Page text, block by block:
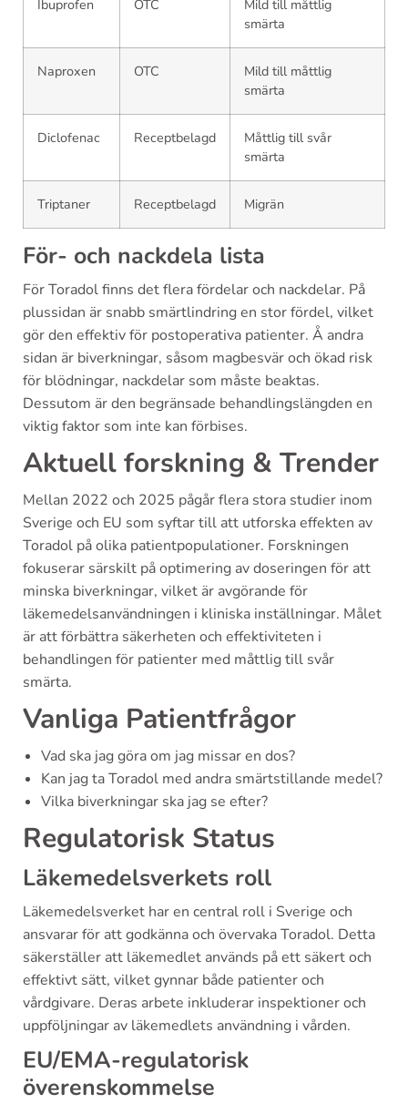
Ibuprofen OTC
Mild till måttlig
smärta
Naproxen OTC
Mild till måttlig
smärta
Diclofenac Receptbelagd
Måttlig till svår
smärta
Triptaner Receptbelagd Migrän
För- och nackdela lista
För Toradol finns det flera fördelar och nackdelar. På
plussidan är snabb smärtlindring en stor fördel, vilket
gör den effektiv för postoperativa patienter. Å andra
sidan är biverkningar, såsom magbesvär och ökad risk
för blödningar, nackdelar som måste beaktas.
Dessutom är den begränsade behandlingslängden en
viktig faktor som inte kan förbises.
Aktuell forskning & Trender
Mellan 2022 och 2025 pågår flera stora studier inom
Sverige och EU som syftar till att utforska effekten av
Toradol på olika patientpopulationer. Forskningen
fokuserar särskilt på optimering av doseringen för att
minska biverkningar, vilket är avgörande för
läkemedelsanvändningen i kliniska inställningar. Målet
är att förbättra säkerheten och effektiviteten i
behandlingen för patienter med måttlig till svår
smärta.
Vanliga Patientfrågor
Vad ska jag göra om jag missar en dos?
Kan jag ta Toradol med andra smärtstillande medel?
Vilka biverkningar ska jag se efter?
Regulatorisk Status
Läkemedelsverkets roll
Läkemedelsverket har en central roll i Sverige och
ansvarar för att godkänna och övervaka Toradol. Detta
säkerställer att läkemedlet används på ett säkert och
effektivt sätt, vilket gynnar både patienter och
vårdgivare. Deras arbete inkluderar inspektioner och
uppföljningar av läkemedlets användning i vården.
EU/EMA-regulatorisk
överenskommelse